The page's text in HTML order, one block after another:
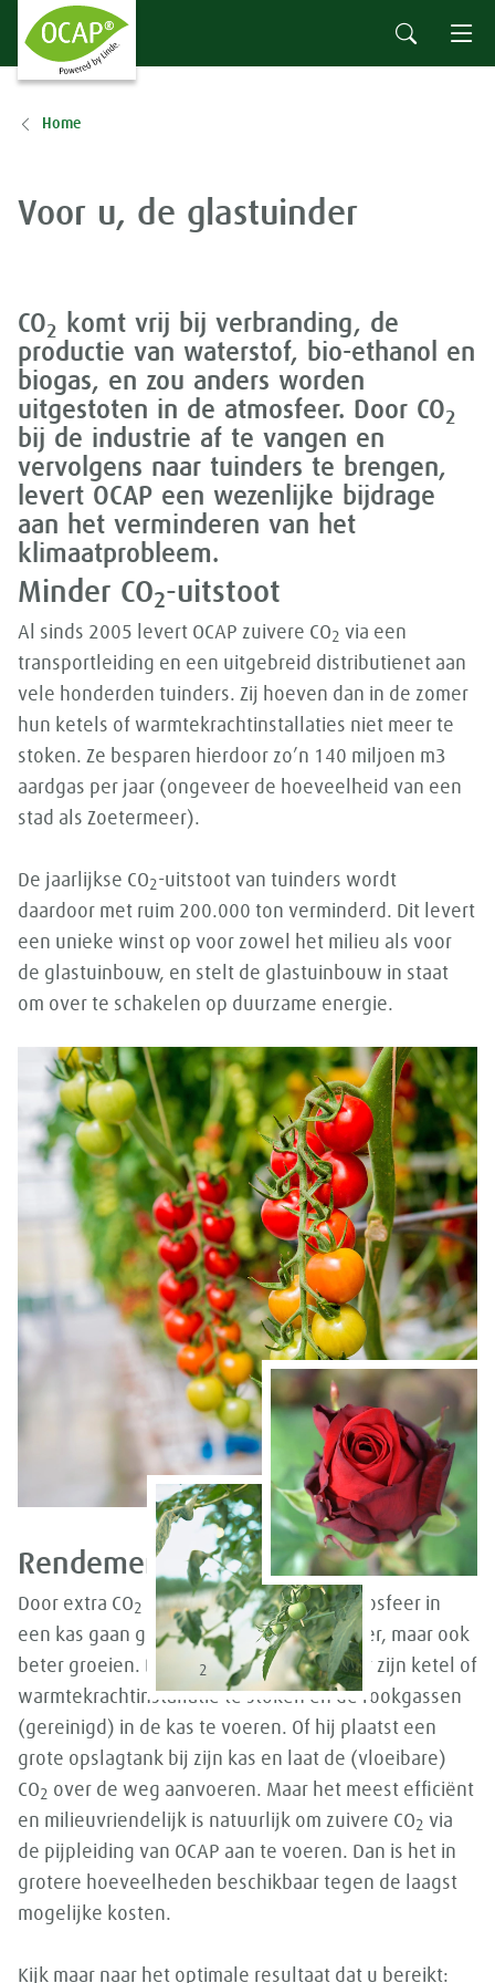
Home
Voor u, de glastuinder
CO2
komt vrij bij verbranding, de
productie van waterstof, bio-ethanol en
biogas, en zou anders worden
uitgestoten in de atmosfeer. Door CO2
bij de industrie af te vangen en
vervolgens naar tuinders te brengen,
levert OCAP een wezenlijke bijdrage
aan het verminderen van het
klimaatprobleem.
Minder CO2-uitstoot
Al sinds 2005 levert OCAP zuivere CO2 via een
transportleiding en een uitgebreid distributienet aan
vele honderden tuinders. Zij hoeven dan in de zomer
hun ketels of warmtekrachtinstallaties niet meer te
stoken. Ze besparen hierdoor zo’n 140 miljoen m3
aardgas per jaar (ongeveer de hoeveelheid van een
stad als Zoetermeer).
De jaarlijkse CO2-uitstoot van tuinders wordt
daardoor met ruim 200.000 ton verminderd. Dit levert
een unieke winst op voor zowel het milieu als voor
de glastuinbouw, en stelt de glastuinbouw in staat
om over te schakelen op duurzame energie.
Rendement
Door extra CO2
toe te voegen aan de atmosfeer in
een kas gaan gewassen niet alleen sneller, maar ook
beter groeien. Die CO
2
krijgt de teler door zijn ketel of
warmtekrachtinstallatie te stoken en de rookgassen
(gereinigd) in de kas te voeren. Of hij plaatst een
grote opslagtank bij zijn kas en laat de (vloeibare)
CO2 over de weg aanvoeren. Maar het meest efficiënt
en milieuvriendelijk is natuurlijk om zuivere CO2 via
de pijpleiding van OCAP aan te voeren. Dan is het in
grotere hoeveelheden beschikbaar tegen de laagst
mogelijke kosten.
Kijk maar naar het optimale resultaat dat u bereikt: